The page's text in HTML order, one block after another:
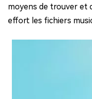
moyens de trouver et
effort les fichiers